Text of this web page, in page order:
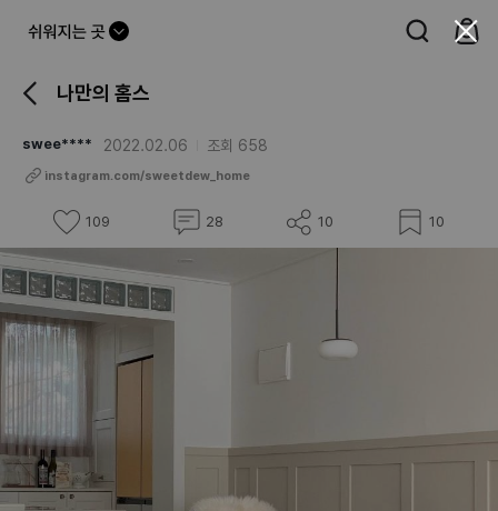
드
다
운
버
나만의 홈스
swee**** 2022.02.06 조회 658
instagram.com/sweetdew_home
좋
요
109
댓
28
공
10
스
10